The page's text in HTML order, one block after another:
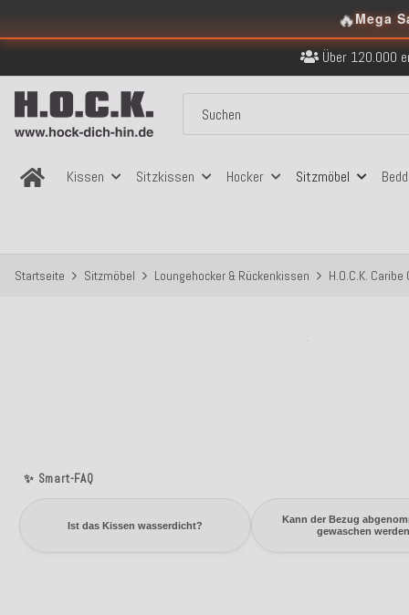
🔥Mega
Kostenloser Versand
Über 120.000
Sicher
Kostenloser Versand
Kissen
Sitzkissen Hocker Sitzmöbel
Startseite Sitzmöbel Loungehocker & Rückenkissen H.O.C.K.
✨ Smart-FAQ
Ist das Kissen wasserdicht?
Kann der Bezug
gewaschen